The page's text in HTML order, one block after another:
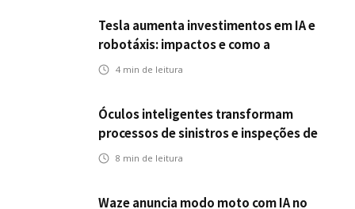
Tesla aumenta investimentos em IA e
robotáxis: impactos e como a
mobilidade autônoma transforma o
4 min de leitura
Óculos inteligentes transformam
processos de sinistros e inspeções de
seguros
8 min de leitura
Waze anuncia modo moto com IA no